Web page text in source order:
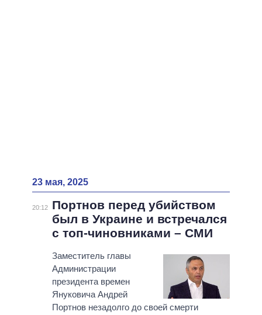
23 мая, 2025
20:12
Портнов перед убийством
был в Украине и встречался
с топ-чиновниками – СМИ
Заместитель главы
Администрации
президента времен
Януковича Андрей
Портнов незадолго до своей смерти